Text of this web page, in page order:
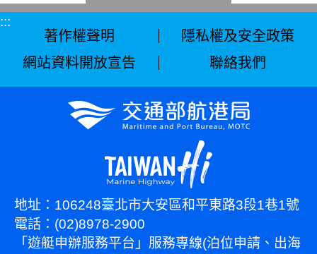
:::
著作權聲明
隱私權及安全政策
網站資料開放宣告
聯絡我們
地址：106248臺北市大安區和平東路3段1巷1號
電話：(02)8978-2900
「遊艇申辦服務平台」服務專線(泊位申請、出海